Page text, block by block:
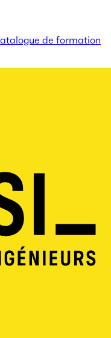
de formation